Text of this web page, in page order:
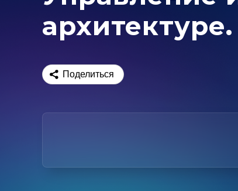
Программа лояльности
Поделиться